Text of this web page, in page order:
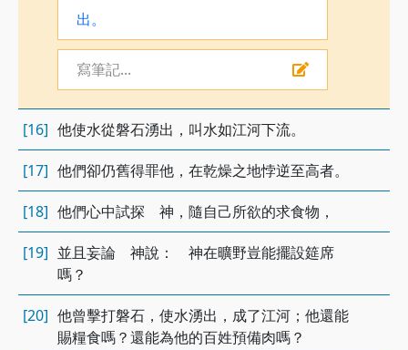
出。
寫筆記...
[16] 他使水從磐石湧出，叫水如江河下流。
[17] 他們卻仍舊得罪他，在乾燥之地悖逆至高者。
[18] 他們心中試探 神，隨自己所欲的求食物，
[19] 並且妄論 神說： 神在曠野豈能擺設筵席
嗎？
[20] 他曾擊打磐石，使水湧出，成了江河；他還能
賜糧食嗎？還能為他的百姓預備肉嗎？